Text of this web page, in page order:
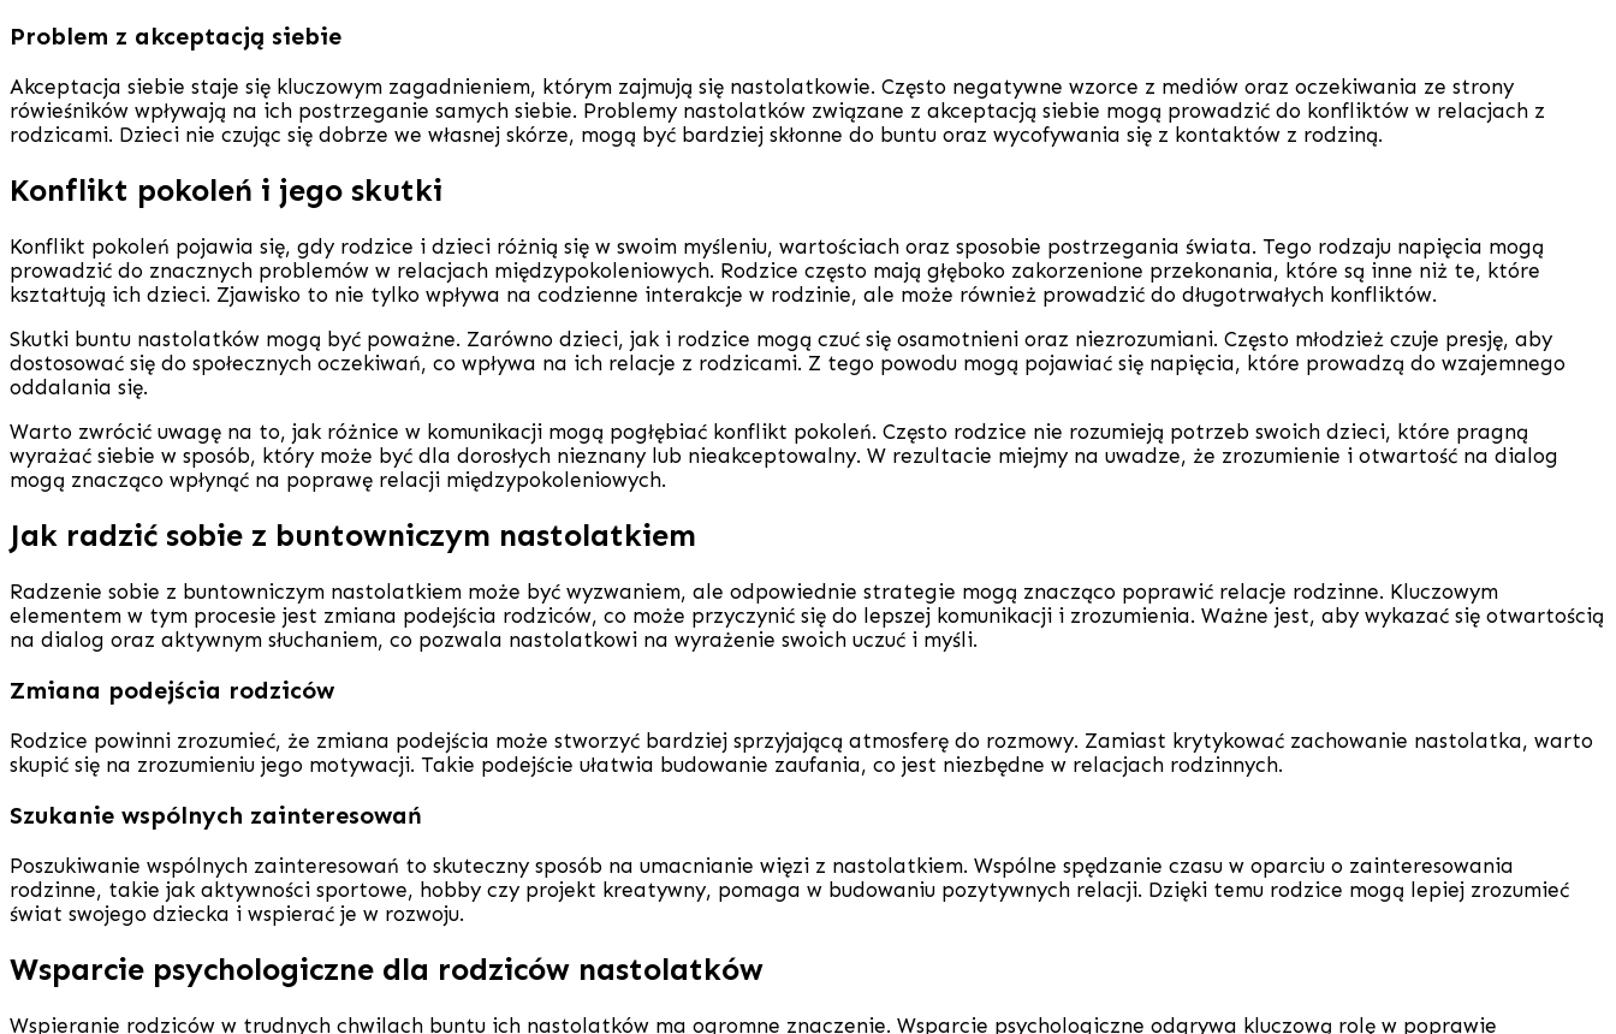
Problem z akceptacją siebie
Akceptacja siebie staje się kluczowym zagadnieniem, którym zajmują się nastolatkowie. Często negatywne wzorce z mediów oraz oczekiwania ze strony
rówieśników wpływają na ich postrzeganie samych siebie. Problemy nastolatków związane z akceptacją siebie mogą prowadzić do konfliktów w relacjach z
rodzicami. Dzieci nie czując się dobrze we własnej skórze, mogą być bardziej skłonne do buntu oraz wycofywania się z kontaktów z rodziną.
Konflikt pokoleń i jego skutki
Konflikt pokoleń pojawia się, gdy rodzice i dzieci różnią się w swoim myśleniu, wartościach oraz sposobie postrzegania świata. Tego rodzaju napięcia mogą
prowadzić do znacznych problemów w relacjach międzypokoleniowych. Rodzice często mają głęboko zakorzenione przekonania, które są inne niż te, które
kształtują ich dzieci. Zjawisko to nie tylko wpływa na codzienne interakcje w rodzinie, ale może również prowadzić do długotrwałych konfliktów.
Skutki buntu nastolatków mogą być poważne. Zarówno dzieci, jak i rodzice mogą czuć się osamotnieni oraz niezrozumiani. Często młodzież czuje presję, aby
dostosować się do społecznych oczekiwań, co wpływa na ich relacje z rodzicami. Z tego powodu mogą pojawiać się napięcia, które prowadzą do wzajemnego
oddalania się.
Warto zwrócić uwagę na to, jak różnice w komunikacji mogą pogłębiać konflikt pokoleń. Często rodzice nie rozumieją potrzeb swoich dzieci, które pragną
wyrażać siebie w sposób, który może być dla dorosłych nieznany lub nieakceptowalny. W rezultacie miejmy na uwadze, że zrozumienie i otwartość na dialog
mogą znacząco wpłynąć na poprawę relacji międzypokoleniowych.
Jak radzić sobie z buntowniczym nastolatkiem
Radzenie sobie z buntowniczym nastolatkiem może być wyzwaniem, ale odpowiednie strategie mogą znacząco poprawić relacje rodzinne. Kluczowym
elementem w tym procesie jest zmiana podejścia rodziców, co może przyczynić się do lepszej komunikacji i zrozumienia. Ważne jest, aby wykazać się otwartością
na dialog oraz aktywnym słuchaniem, co pozwala nastolatkowi na wyrażenie swoich uczuć i myśli.
Zmiana podejścia rodziców
Rodzice powinni zrozumieć, że zmiana podejścia może stworzyć bardziej sprzyjającą atmosferę do rozmowy. Zamiast krytykować zachowanie nastolatka, warto
skupić się na zrozumieniu jego motywacji. Takie podejście ułatwia budowanie zaufania, co jest niezbędne w relacjach rodzinnych.
Szukanie wspólnych zainteresowań
Poszukiwanie wspólnych zainteresowań to skuteczny sposób na umacnianie więzi z nastolatkiem. Wspólne spędzanie czasu w oparciu o zainteresowania
rodzinne, takie jak aktywności sportowe, hobby czy projekt kreatywny, pomaga w budowaniu pozytywnych relacji. Dzięki temu rodzice mogą lepiej zrozumieć
świat swojego dziecka i wspierać je w rozwoju.
Wsparcie psychologiczne dla rodziców nastolatków
Wspieranie rodziców w trudnych chwilach buntu ich nastolatków ma ogromne znaczenie. Wsparcie psychologiczne odgrywa kluczową rolę w poprawie